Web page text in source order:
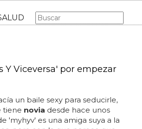
CINE Y TV
Viceversa' por empezar
un baile sexy para seducirle,
tienenoviadesde hace unos